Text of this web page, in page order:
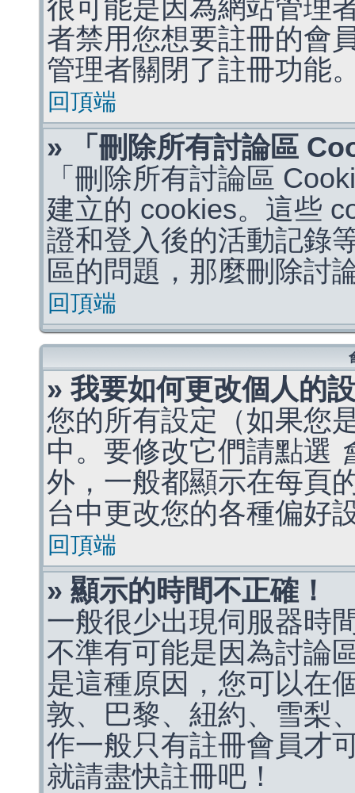
很可能是因為網站管理
者禁用您想要註冊的會
管理者關閉了註冊功能
回頂端
» 「刪除所有討論區
「刪除所有討論區
建立的 cookies。這些
證和登入後的活動記錄
區的問題，那麼刪除討
回頂端
» 我要如何更改個人的
您的所有設定（如果您
中。要修改它們請點選
外，一般都顯示在每頁
台中更改您的各種偏好
回頂端
» 顯示的時間不正確！
一般很少出現伺服器時
不準有可能是因為討論
是這種原因，您可以在
敦、巴黎、紐約、雪梨
作一般只有註冊會員才
就請盡快註冊吧！